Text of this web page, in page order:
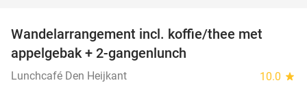
Wandelarrangement incl. koffie/thee met
appelgebak + 2-gangenlunch
Lunchcafé Den Heijkant 10.0 star